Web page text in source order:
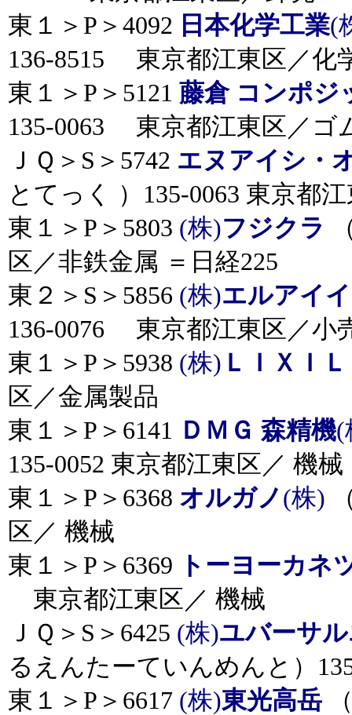
東１＞P＞4092 日本化学工業(
136-8515 東京都江東区／化
東１＞P＞5121 藤倉 コンポジ
135-0063 東京都江東区／ゴ
ＪＱ＞S＞5742 エヌアイシ・
とてっく ）135-0063 東京都
東１＞P＞5803 (株)フジクラ
区／非鉄金属 ＝日経225
東２＞S＞5856 (株)エルアイ
136-0076 東京都江東区／小
東１＞P＞5938 (株) ＬＩＸＩＬ
区／金属製品
東１＞P＞6141 ＤＭＧ 森精機(
135-0052 東京都江東区／ 機械
東１＞P＞6368 オルガノ (株)
区／ 機械
東１＞P＞6369
トーヨーカネ
東京都江東区／ 機械
ＪＱ＞S＞6425 (株)ユバーサ
るえんたーていんめんと）
東１＞P＞6617 (株)東光高岳